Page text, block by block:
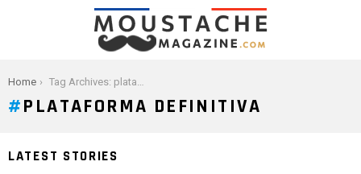
You are here:
Home Tag Archives: plataforma definitiva
PLATAFORMA DEFINITIVA
LATEST STORIES